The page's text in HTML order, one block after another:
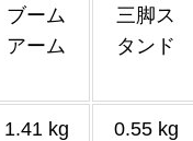
ブーム
アーム
三脚ス
タンド
1.41 kg 0.55 kg